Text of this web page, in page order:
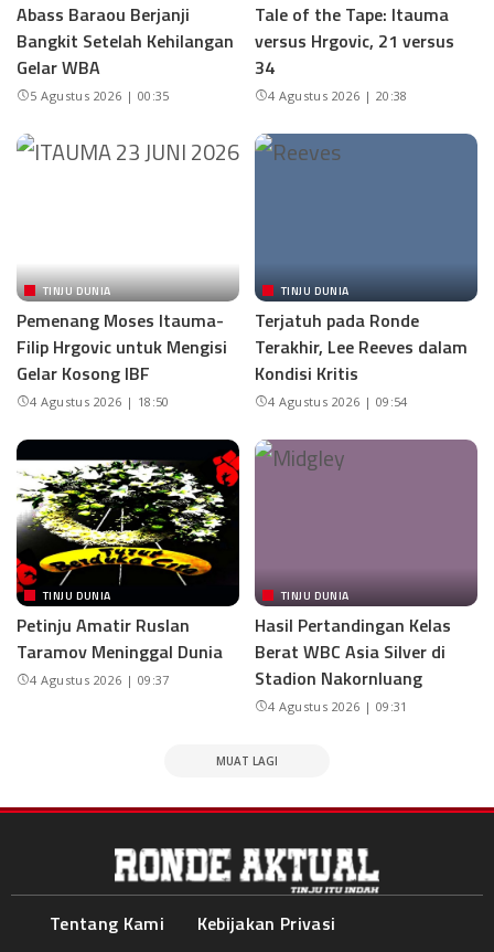
Abass Baraou Berjanji
Bangkit Setelah Kehilangan
Gelar WBA
5 Agustus 2026 | 00:35
Tale of the Tape: Itauma
versus Hrgovic, 21 versus
34
4 Agustus 2026 | 20:38
TINJU DUNIA
Pemenang Moses Itauma-
Filip Hrgovic untuk Mengisi
Gelar Kosong IBF
4 Agustus 2026 | 18:50
TINJU DUNIA
Terjatuh pada Ronde
Terakhir, Lee Reeves dalam
Kondisi Kritis
4 Agustus 2026 | 09:54
TINJU DUNIA
Petinju Amatir Ruslan
Taramov Meninggal Dunia
4 Agustus 2026 | 09:37
TINJU DUNIA
Hasil Pertandingan Kelas
Berat WBC Asia Silver di
Stadion Nakornluang
4 Agustus 2026 | 09:31
MUAT LAGI
Tentang Kami Kebijakan Privasi